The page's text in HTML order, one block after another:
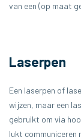
van een (op maat
Laserpen
Een laserpen of
wijzen, maar een
gebruikt om via
lukt communiceren